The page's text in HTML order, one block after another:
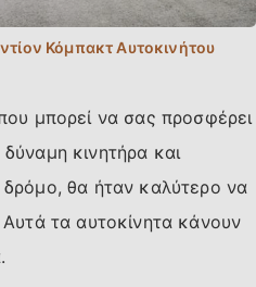
μπορεί να σας προσφέρει
κινητήρα και
θα ήταν καλύτερο να
τα αυτοκίνητα κάνουν